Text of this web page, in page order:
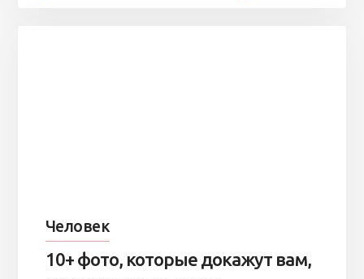
Человек
10+ фото, которые докажут вам,